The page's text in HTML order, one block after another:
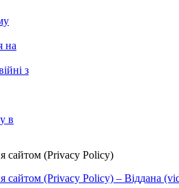
на
з
в
сайтом (Privacy Policy)
сайтом (Privacy Policy) – Віддана